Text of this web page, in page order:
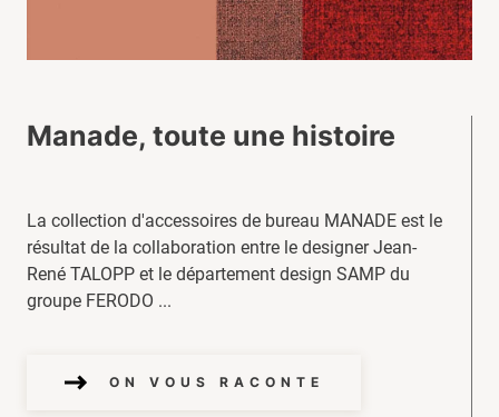
Manade, toute une histoire
La collection d'accessoires de bureau MANADE est le
résultat de la collaboration entre le designer Jean-
René TALOPP et le département design SAMP du
groupe FERODO ...
ON VOUS RACONTE